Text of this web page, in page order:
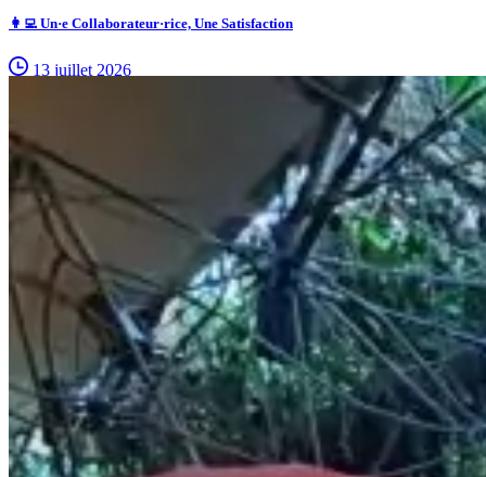
👩‍💻 Un·e Collaborateur·rice, Une Satisfaction
13 juillet 2026